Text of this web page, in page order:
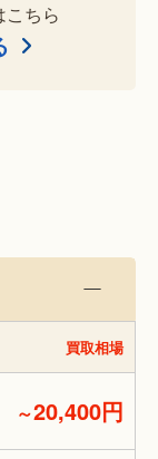
ちら
買取相場
～20,400円